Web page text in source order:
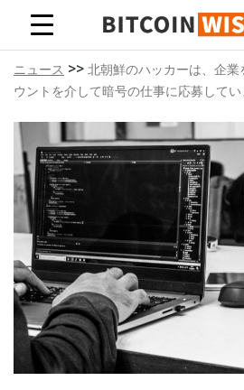
ビットコイン
ニュース >> 北朝鮮のハッカーは、企
ウントを介して暗号の仕事に応募してい